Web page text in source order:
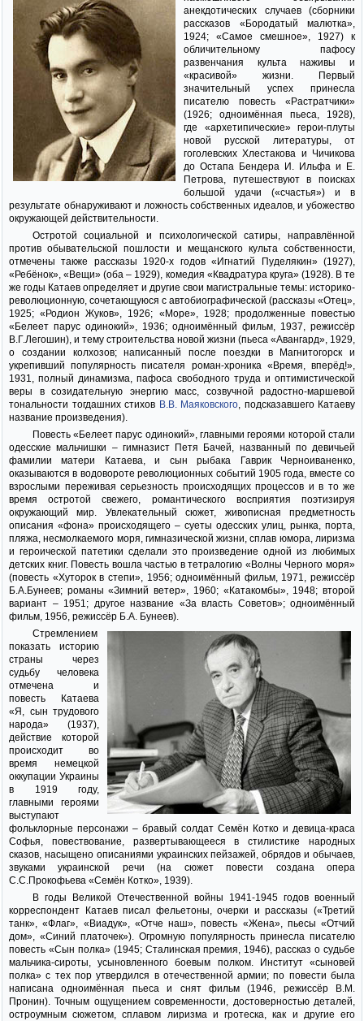
анекдотических случаев (сборники
рассказов «Бородатый малютка»,
1924; «Самое смешное», 1927) к
обличительному пафосу
развенчания культа наживы и
«красивой» жизни. Первый
значительный успех принесла
писателю повесть «Растратчики»
(1926; одноимённая пьеса, 1928),
где «архетипические» герои-плуты
новой русской литературы, от
гоголевских Хлестакова и Чичикова
до Остапа Бендера И. Ильфа и Е.
Петрова, путешествуют в поисках
большой удачи («счастья») и в
результате обнаруживают и ложность собственных идеалов, и убожество
окружающей действительности.
Остротой социальной и психологической сатиры, направлённой
против обывательской пошлости и мещанского культа собственности,
отмечены также рассказы 1920-х годов «Игнатий Пуделякин» (1927),
«Ребёнок», «Вещи» (оба – 1929), комедия «Квадратура круга» (1928). В те
же годы Катаев определяет и другие свои магистральные темы: историко-
революционную, сочетающуюся с автобиографической (рассказы «Отец»,
1925; «Родион Жуков», 1926; «Море», 1928; продолженные повестью
«Белеет парус одинокий», 1936; одноимённый фильм, 1937, режиссёр
В.Г.Легошин), и тему строительства новой жизни (пьеса «Авангард», 1929,
о создании колхозов; написанный после поездки в Магнитогорск и
укрепивший популярность писателя роман-хроника «Время, вперёд!»,
1931, полный динамизма, пафоса свободного труда и оптимистической
веры в созидательную энергию масс, созвучной радостно-маршевой
тональности тогдашних стихов В.В. Маяковского, подсказавшего Катаеву
название произведения).
Повесть «Белеет парус одинокий», главными героями которой стали
одесские мальчишки – гимназист Петя Бачей, названный по девичьей
фамилии матери Катаева, и сын рыбака Гаврик Черноиваненко,
оказываются в водовороте революционных событий 1905 года, вместе со
взрослыми переживая серьезность происходящих процессов и в то же
время остротой свежего, романтического восприятия поэтизируя
окружающий мир. Увлекательный сюжет, живописная предметность
описания «фона» происходящего – суеты одесских улиц, рынка, порта,
пляжа, несмолкаемого моря, гимназической жизни, сплав юмора, лиризма
и героической патетики сделали это произведение одной из любимых
детских книг. Повесть вошла частью в тетралогию «Волны Черного моря»
(повесть «Хуторок в степи», 1956; одноимённый фильм, 1971, режиссёр
Б.А.Бунеев; романы «Зимний ветер», 1960; «Катакомбы», 1948; второй
вариант – 1951; другое название «За власть Советов»; одноимённый
фильм, 1956, режиссёр Б.А. Бунеев).
Стремлением
показать историю
страны через
судьбу человека
отмечена и
повесть Катаева
«Я, сын трудового
народа» (1937),
действие которой
происходит во
время немецкой
оккупации Украины
в 1919 году,
главными героями
выступают
фольклорные персонажи – бравый солдат Семён Котко и девица-краса
Софья, повествование, развертывающееся в стилистике народных
сказов, насыщено описаниями украинских пейзажей, обрядов и обычаев,
звуками украинской речи (на сюжет повести создана опера
С.С.Прокофьева «Семён Котко», 1939).
В годы Великой Отечественной войны 1941-1945 годов военный
корреспондент Катаев писал фельетоны, очерки и рассказы («Третий
танк», «Флаг», «Виадук», «Отче наш», повесть «Жена», пьесы «Отчий
дом», «Синий платочек»). Огромную популярность принесла писателю
повесть «Сын полка» (1945; Сталинская премия, 1946), рассказ о судьбе
мальчика-сироты, усыновленного боевым полком. Институт «сыновей
полка» с тех пор утвердился в отечественной армии; по повести была
написана одноимённая пьеса и снят фильм (1946, режиссёр В.М.
Пронин). Точным ощущением современности, достоверностью деталей,
остроумным сюжетом, сплавом лиризма и гротеска, как и другие его